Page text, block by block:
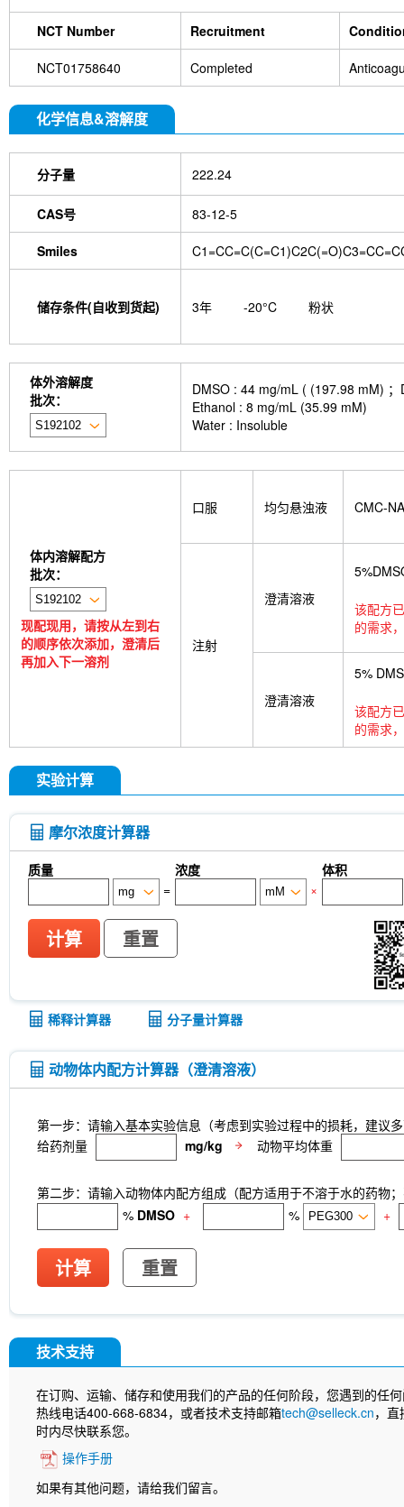
NCT Number Recruitment
NCT01758640 Completed
化学信息&溶解度
分子量 222.24
CAS号 83-12-5
Smiles
储存条件(自收到货起) 3年 -20°C 粉状
体外溶解度
批次：
DMSO : 44 mg/mL ( (197.98 mM)
Ethanol : 8 mg/mL (35.99 mM)
Water : Insoluble
体内溶解配方
批次：
现配现用，请按从左到右
的顺序依次添加，澄清后
再加入下一溶剂
口服 均匀悬浊液 CMC-NA
注射
澄清溶液
该配方
的需求
澄清溶液
5%
该配方
的需求
实验计算
摩尔浓度计算器
质量 浓度
体积
=
×
计算 重置
稀释计算器 分子量计算器
动物体内配方计算器（澄清溶液）
第一步：请输入基本实验信息（考虑到实验过程中的损耗，建议
给药剂量
mg/kg 动物平均体重
第二步：请输入动物体内配方组成（配方适用于不溶于水的药物
% DMSO + % +
计算 重置
技术支持
在订购、运输、储存和使用我们的产品的任何阶段，您遇到的任
热线电话400-668-6834，或者技术支持邮箱tech@selleck.cn，
时内尽快联系您。
操作手册
如果有其他问题，请给我们留言。